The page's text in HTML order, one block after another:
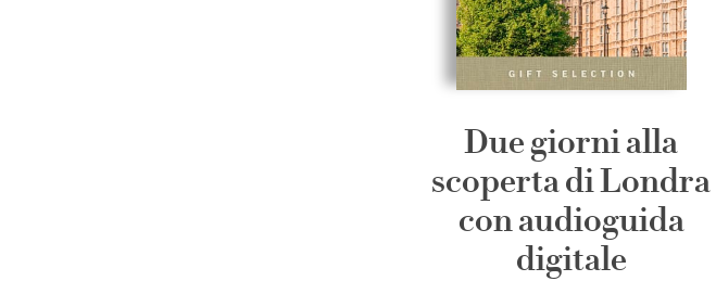
Due giorni alla
scoperta di Londra
con audioguida
digitale